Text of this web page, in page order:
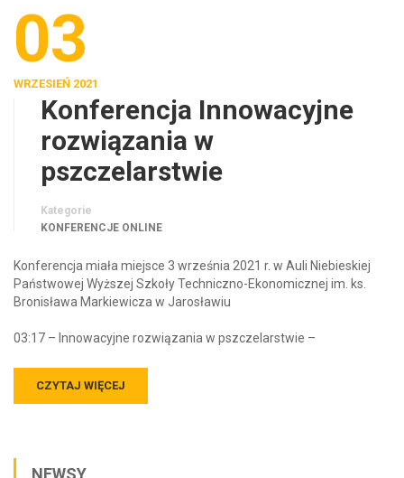
03
WRZESIEŃ 2021
Konferencja Innowacyjne
rozwiązania w
pszczelarstwie
Kategorie
KONFERENCJE ONLINE
Konferencja miała miejsce 3 września 2021 r. w Auli Niebieskiej
Państwowej Wyższej Szkoły Techniczno-Ekonomicznej im. ks.
Bronisława Markiewicza w Jarosławiu
03:17 – Innowacyjne rozwiązania w pszczelarstwie –
CZYTAJ WIĘCEJ
NEWSY